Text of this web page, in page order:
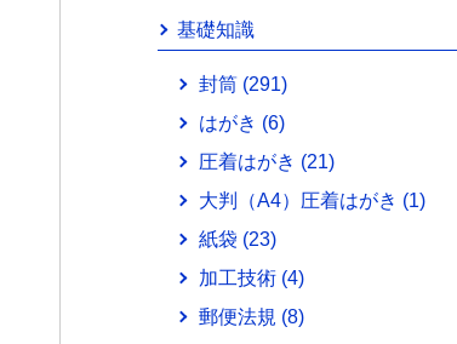
基礎知識
封筒 (291)
はがき (6)
圧着はがき (21)
大判（A4）圧着はがき (1)
紙袋 (23)
加工技術 (4)
郵便法規 (8)